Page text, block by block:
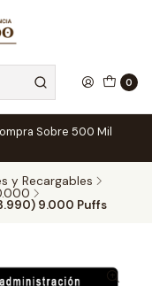
0
Sobre 500 Mil
y Recargables
9.000 Puffs